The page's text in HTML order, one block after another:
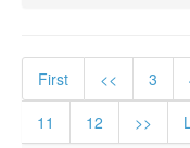
First << 3
11
12 >>